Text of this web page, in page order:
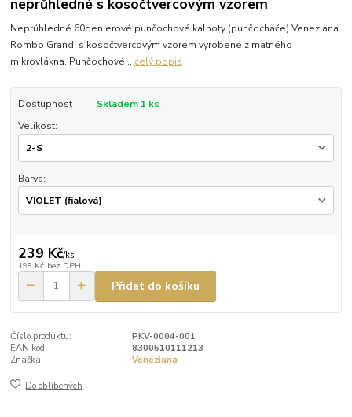
neprůhledné s kosočtvercovým vzorem
Neprůhledné 60denierové punčochové kalhoty (punčocháče) Veneziana
Rombo Grandi s kosočtvercovým vzorem vyrobené z matného
mikrovlákna. Punčochové... celý popis
Dostupnost
Skladem 1 ks
Velikost:
Barva:
239 Kč/ks
198 Kč bez DPH
Přidat do košíku
Číslo produktu:
PKV-0004-001
EAN kód:
8300510111213
Značka:
Veneziana
Do oblíbených